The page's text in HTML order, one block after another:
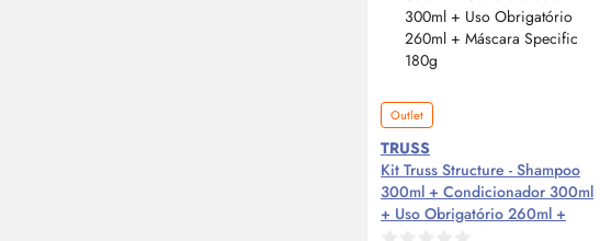
Outlet
TRUSS
Kit Truss Structure - Shampoo
300ml + Condicionador 300ml
+ Uso Obrigatório 260ml +